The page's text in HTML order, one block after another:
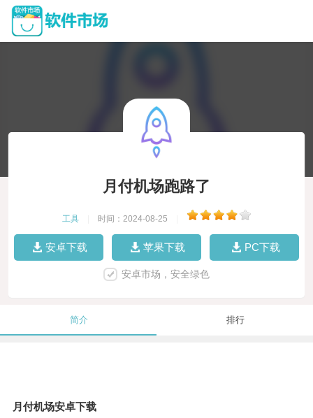
月付机场跑路了
工具 时间：2024-08-25
安卓下载 苹果下载 PC下载
安卓市场，安全绿色
简介 排行
月付机场安卓下载